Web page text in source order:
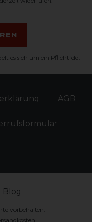
es sich um ein Pflichtfeld.
AGB
Blog
vorbehalten.